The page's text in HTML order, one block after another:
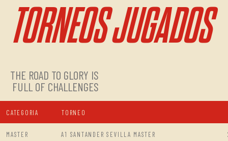
TORNEOS JUGADOS
THE ROAD TO GLORY IS
FULL OF CHALLENGES
CATEGORIA TORNEO
MASTER A1 SANTANDER SEVILLA MASTER